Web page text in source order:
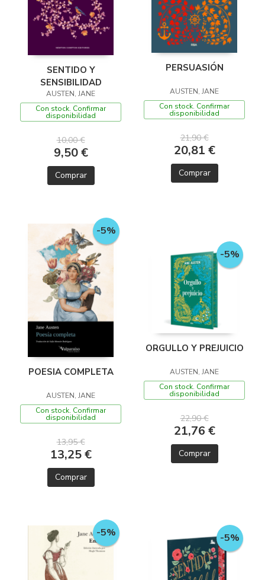
SENTIDO Y
SENSIBILIDAD
AUSTEN, JANE
Con stock. Confirmar
disponibilidad
10,00 €
9,50 €
Comprar
PERSUASIÓN
AUSTEN, JANE
Con stock. Confirmar
disponibilidad
21,90 €
20,81 €
Comprar
-5%
POESIA COMPLETA
AUSTEN, JANE
Con stock. Confirmar
disponibilidad
13,95 €
13,25 €
Comprar
-5%
ORGULLO Y PREJUICIO
AUSTEN, JANE
Con stock. Confirmar
disponibilidad
22,90 €
21,76 €
Comprar
-5% -5%